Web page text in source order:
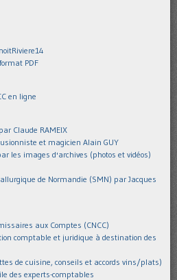
PDF
en ligne
Claude RAMEIX
et magicien Alain GUY
les images d'archives (photos et vidéos)
de Normandie (SMN) par Jacques
aux Comptes (CNCC)
comptable et juridique à destination des
de cuisine, conseils et accords vins/plats)
des experts-comptables